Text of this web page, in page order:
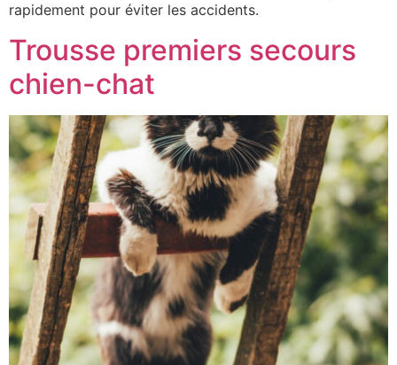
rapidement pour éviter les accidents.
Trousse premiers secours
chien-chat